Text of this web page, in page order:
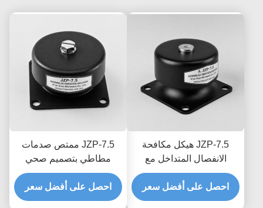
JZP-7.5 هيكل مكافحة
الانفصال المتداخل مع
امتصاص الصدمات
المطاطي مع تعقب الشرائح
المصنوعة بشكل دائم
احصل على أفضل سعر
JZP-7.5 ممتص صدمات
مطاطي بتصميم صحي
وسلس مع سهولة الغسل
والتخميد التدريجي
احصل على أفضل سعر